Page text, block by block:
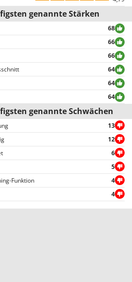
haben).
als auch negative, werden ohne
mit Ausnahme von
oder der Verletzung der
als auch die negativen, können vom
auch dank der Filter, die eine
einschließlich der Auswahl von
genannte Stärken
68
66
66
64
64
64
genannte Schwächen
13
12
6
5
Funktion
4
4